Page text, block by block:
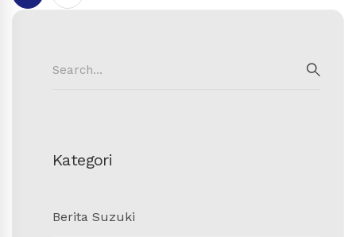
for:
Kategori
Berita Suzuki